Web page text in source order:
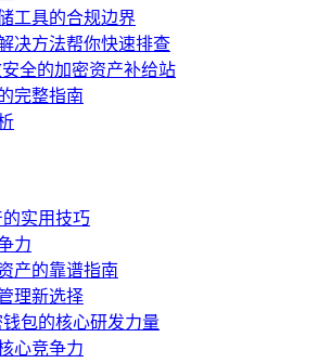
工具的合规边界
决方法帮你快速排查
全的加密资产补给站
完整指南
实用技巧
力
产的靠谱指南
理新选择
包的核心研发力量
心竞争力